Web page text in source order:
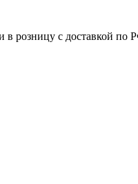
в розницу с доставкой по